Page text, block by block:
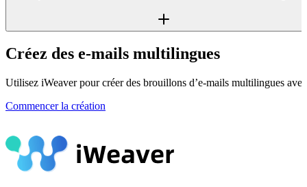
Créez des e-mails multilingues
Utilisez iWeaver pour créer des brouillons d’e-mails multilingues
Commencer la création